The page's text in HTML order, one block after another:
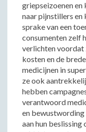
griepseizoenen en
naar pijnstillers en
sprake van een
consumenten zelf
verlichten voordat
kosten en de
medicijnen in
ze ook
hebben
verantwoord
en
aan hun